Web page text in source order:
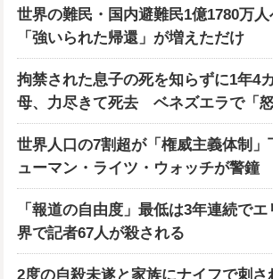
世界の難民・国内避難民1億1780万人
「強いられた帰還」が増えただけ
拘禁された息子の死を知らずに1年4
母、力尽きて死去 ベネズエラで「怒
世界人口の7割超が「権威主義体制」
ューマン・ライツ・ウォッチが警鐘
「報道の自由度」最低は3年連続で
界で記者67人が殺される
2度の自殺未遂と家族にナイフで刺